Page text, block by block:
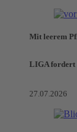
Mit leerem
LIGA fordert
27.07.2026